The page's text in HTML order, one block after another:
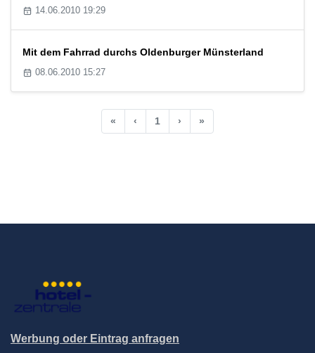
14.06.2010 19:29
Mit dem Fahrrad durchs Oldenburger Münsterland
08.06.2010 15:27
« ‹ 1 › »
Werbung oder Eintrag anfragen